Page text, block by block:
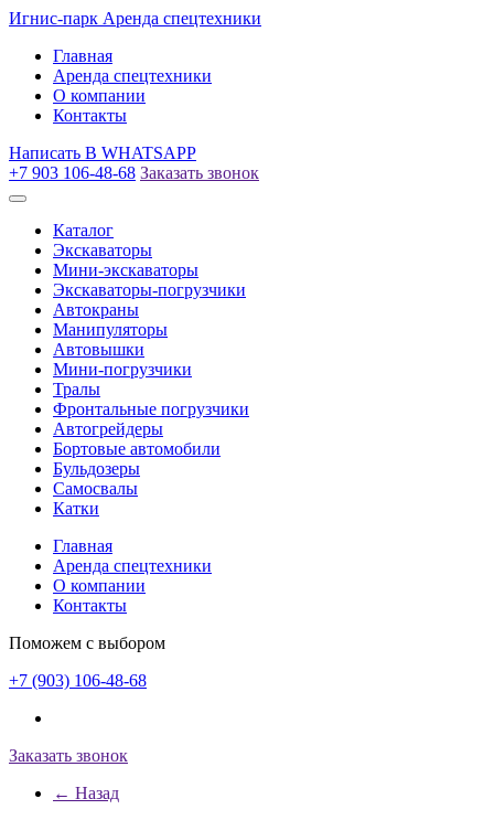
Игнис-парк Аренда спецтехники
Главная
Аренда спецтехники
О компании
Контакты
Написать В WHATSAPP
+7 903 106-48-68 Заказать звонок
Каталог
Экскаваторы
Мини-экскаваторы
Экскаваторы-погрузчики
Автокраны
Манипуляторы
Автовышки
Мини-погрузчики
Тралы
Фронтальные погрузчики
Автогрейдеры
Бортовые автомобили
Бульдозеры
Самосвалы
Катки
Главная
Аренда спецтехники
О компании
Контакты
Поможем с выбором
+7 (903) 106-48-68
Заказать звонок
← Назад